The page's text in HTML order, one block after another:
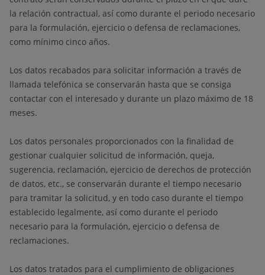
la relación contractual, así como durante el periodo necesario
para la formulación, ejercicio o defensa de reclamaciones,
como mínimo cinco años.
Los datos recabados para solicitar información a través de
llamada telefónica se conservarán hasta que se consiga
contactar con el interesado y durante un plazo máximo de 18
meses.
Los datos personales proporcionados con la finalidad de
gestionar cualquier solicitud de información, queja,
sugerencia, reclamación, ejercicio de derechos de protección
de datos, etc., se conservarán durante el tiempo necesario
para tramitar la solicitud, y en todo caso durante el tiempo
establecido legalmente, así como durante el periodo
necesario para la formulación, ejercicio o defensa de
reclamaciones.
Los datos tratados para el cumplimiento de obligaciones